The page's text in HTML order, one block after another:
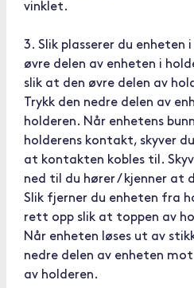
vinklet.
3. Slik plasserer du enheten
øvre delen av enheten i
slik at den øvre delen av
Trykk den nedre delen av
holderen. Når enhetens
holderens kontakt, skyver
at kontakten kobles til.
ned til du hører / kjenner at
Slik fjerner du enheten fra
rett opp slik at toppen av
Når enheten løses ut av
nedre delen av enheten
av holderen.